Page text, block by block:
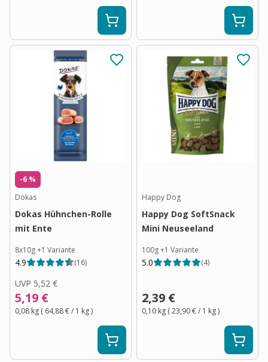
-6 %
Dokas
Dokas Hühnchen-Rolle
mit Ente
8x10g+1 Variante
4.9 (16)
UVP 5,52 €
5,19 €
0,08 kg ( 64,88 €/ 1 kg)
Happy Dog
Happy Dog SoftSnack
Mini Neuseeland
100g+1 Variante
5.0 (4)
2,39 €
0,10 kg (23,90 €/ 1 kg)